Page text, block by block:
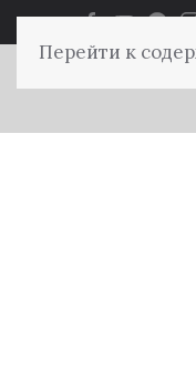
Перейти к